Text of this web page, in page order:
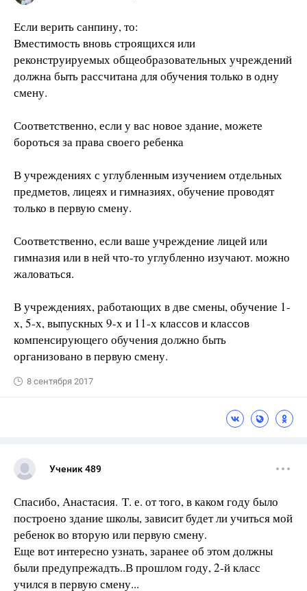
Если верить санпину, то:
Вместимость вновь строящихся или
реконструируемых общеобразовательных учреждений
должна быть рассчитана для обучения только в одну
смену.
Соответственно, если у вас новое здание, можете
бороться за права своего ребенка
В учреждениях с углубленным изучением отдельных
предметов, лицеях и гимназиях, обучение проводят
только в первую смену.
Соответственно, если ваше учреждение лицей или
гимназия или в ней что-то углубленно изучают. можно
жаловаться.
В учреждениях, работающих в две смены, обучение 1-
х, 5-х, выпускных 9-х и 11-х классов и классов
компенсирующего обучения должно быть
организовано в первую смену.
8 сентября 2017
Ученик 489
Спасибо, Анастасия. Т. е. от того, в каком году было
построено здание школы, зависит будет ли учиться мой
ребенок во вторую или первую смену.
Еще вот интересно узнать, заранее об этом должны
были предупрежадть..В прошлом году, 2-й класс
учился в первую смену...